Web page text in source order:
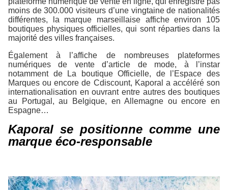
moins de 300.000 visiteurs d’une vingtaine de nationalités
différentes, la marque marseillaise affiche environ 105
boutiques physiques officielles, qui sont réparties dans la
majorité des villes françaises.
Également à l’affiche de nombreuses plateformes
numériques de vente d’article de mode, à l’instar
notamment de La boutique Officielle, de l’Espace des
Marques ou encore de Cdiscount, Kaporal a accéléré son
internationalisation en ouvrant entre autres des boutiques
au Portugal, au Belgique, en Allemagne ou encore en
Espagne…
Kaporal se positionne comme une
marque éco-responsable